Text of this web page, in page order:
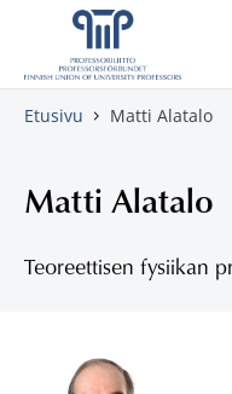
Skippaa sisältö
Etusivu Matti Alatalo
Matti Alatalo
Teoreettisen fysiikan